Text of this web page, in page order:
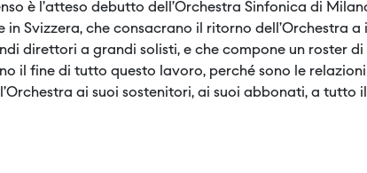
è l’atteso debutto dell’Orchestra Sinfonica di
Svizzera, che consacrano il ritorno dell’Orchestra
direttori a grandi solisti, e che compone un roster
il fine di tutto questo lavoro, perché sono le
ai suoi sostenitori, ai suoi abbonati, a tutto